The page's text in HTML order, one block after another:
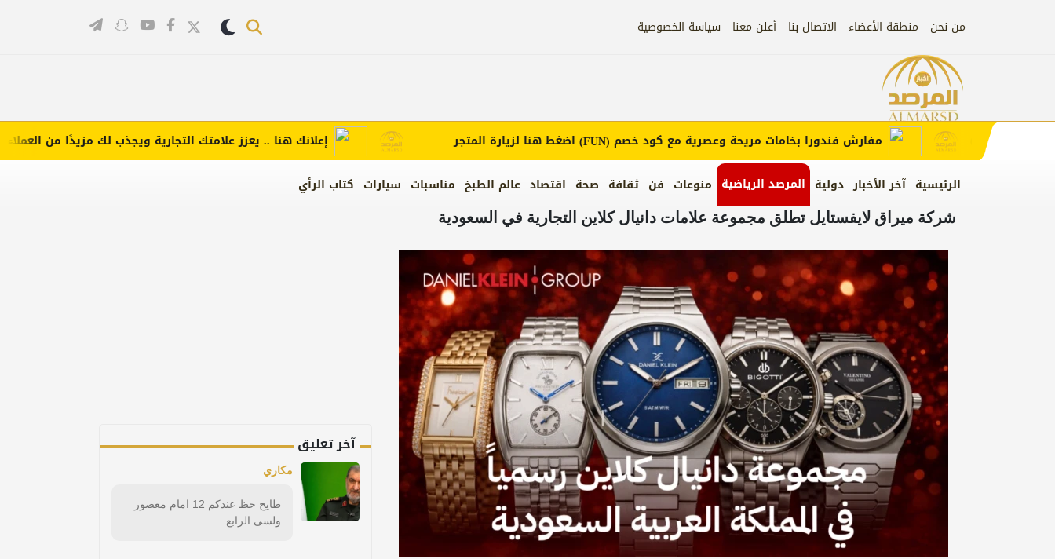
من نحن منطقة الأعضاء الاتصال بنا أعلن معنا سياسة الخصوصية
الرئيسية آخر الأخبار دولية المرصد الرياضية منوعات فن ثقافة صحة اقتصاد عالم الطبخ مناسبات سيارات كتاب الرأي
إعلانك هنا .. يعزز علامتك التجارية ويجذب لك مزيدًا من العملاء مفارش فندورا بخامات مريحة وعصرية مع كود خصم (FUN)اضغط هنا لزيارة المتجر
شركة ميراق لايفستايل تطلق مجموعة علامات دانيال كلاين التجارية في السعودية
آخر تعليق
مكاري
طايح حظ عندكم 12 امام معصور
ولسى الرابع